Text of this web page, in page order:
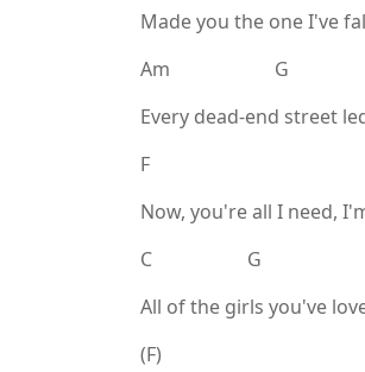
Made you the one I've
Am G
Every dead-end street
F
Now, you're all I need,
C G
All of the girls you've
(F)